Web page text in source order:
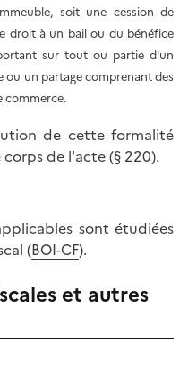
soit une cession de
droit à un bail ou du bénéfice
sur tout ou partie d'un
ou un partage comprenant des
commerce.
de cette formalité
de l'acte (§ 220).
sont étudiées
(BOI-CF).
et autres